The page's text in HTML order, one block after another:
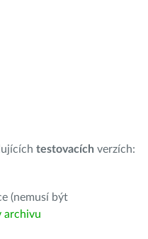
testovacích verzích:
(nemusí být
archivu